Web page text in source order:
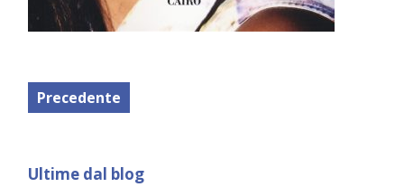
Precedente
Ultime dal blog